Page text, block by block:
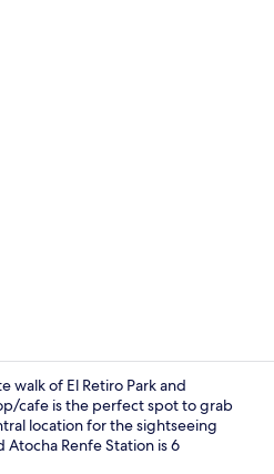
walk of El Retiro Park and
cafe is the perfect spot to grab
location for the sightseeing
Renfe Station is 6